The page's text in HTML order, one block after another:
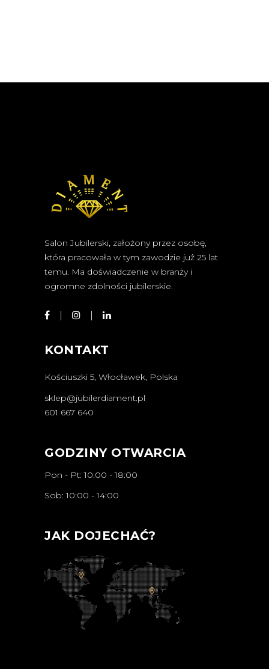
Salon Jubilerski, założony przez osobę,
która pracowała w tym zawodzie już 25 lat
temu. Ma doświadczenie w branży i
ogromne zdolności jubilerskie.
KONTAKT
Kościuszki 5, Włocławek, Polska
sklep@jubilerdiament.pl
601 667 640
GODZINY OTWARCIA
Pon - Pt: 10:00 - 18:00
Sob: 10:00 - 14:00
JAK DOJECHAĆ?